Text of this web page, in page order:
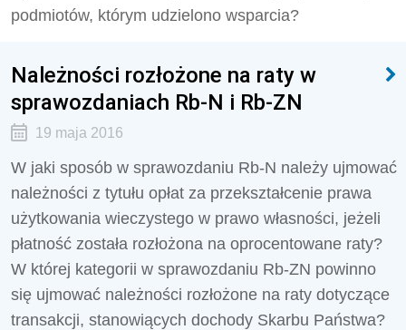
podmiotów, którym udzielono wsparcia?
Należności rozłożone na raty w
sprawozdaniach Rb-N i Rb-ZN
19 maja 2016
W jaki sposób w sprawozdaniu Rb-N należy ujmować
należności z tytułu opłat za przekształcenie prawa
użytkowania wieczystego w prawo własności, jeżeli
płatność została rozłożona na oprocentowane raty?
W której kategorii w sprawozdaniu Rb-ZN powinno
się ujmować należności rozłożone na raty dotyczące
transakcji, stanowiących dochody Skarbu Państwa?